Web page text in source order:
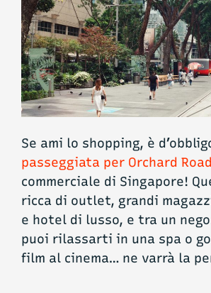
Se ami lo shopping, è
passeggiata per Orchard Road
commerciale di Singapore!
ricca di outlet, grandi
e hotel di lusso, e tra un
puoi rilassarti in una spa o
film al cinema… ne varrà la